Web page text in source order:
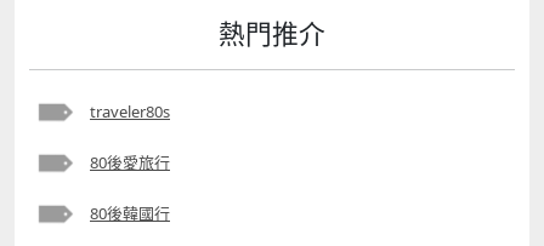
熱門推介
traveler80s
80後愛旅行
80後韓國行